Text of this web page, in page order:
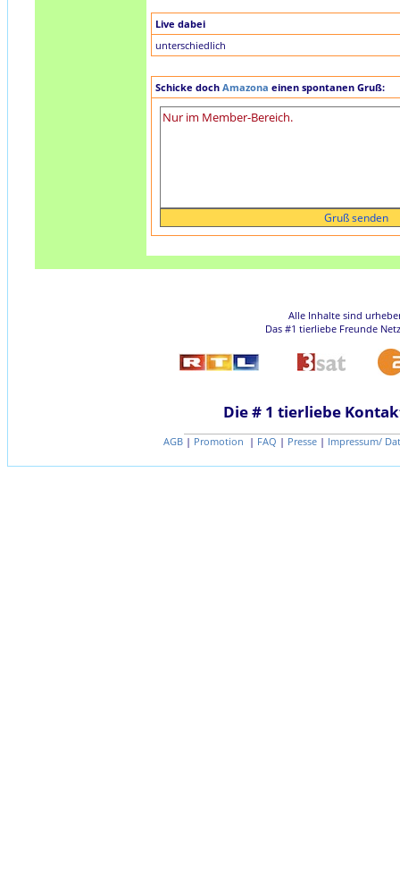
Live dabei
unterschiedlich
Schicke doch Amazona einen spontanen Gruß:
Alle Inhalte sind
Das #1 tierliebe Freunde
Die # 1 tierliebe
AGB | Promotion | FAQ | Presse | Impressum/